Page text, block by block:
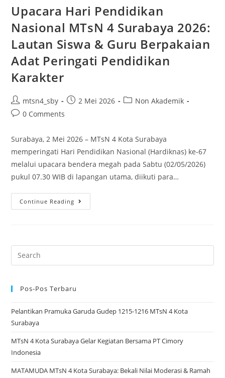
Upacara Hari Pendidikan
Nasional MTsN 4 Surabaya 2026:
Lautan Siswa & Guru Berpakaian
Adat Peringati Pendidikan
Karakter
Post
author:
mtsn4_sby
Post2 Mei 2026
PostNon Akademik
Post0 Comments
Surabaya, 2 Mei 2026 – MTsN 4 Kota Surabaya
memperingati Hari Pendidikan Nasional (Hardiknas) ke-67
melalui upacara bendera megah pada Sabtu (02/05/2026)
pukul 07.30 WIB di lapangan utama, diikuti para…
Continue Reading
Hari
MTsN
Siswa
Guru
Peringati
Search
for:
Pos-Pos Terbaru
Pelantikan Pramuka Garuda Gudep 1215-1216 MTsN 4 Kota
Surabaya
MTsN 4 Kota Surabaya Gelar Kegiatan Bersama PT Cimory
Indonesia
MATAMUDA MTsN 4 Kota Surabaya: Bekali Nilai Moderasi & Ramah